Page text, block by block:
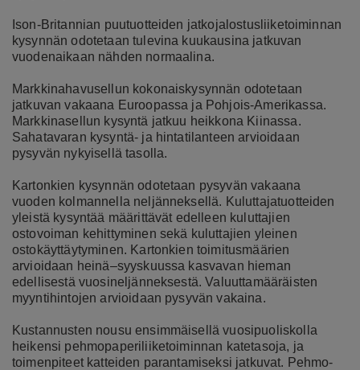
Ison-Britannian puutuotteiden jatkojalostusliiketoiminnan
kysynnän odotetaan tulevina kuukausina jatkuvan
vuodenaikaan nähden normaalina.
Markkinahavusellun kokonaiskysynnän odotetaan
jatkuvan vakaana Euroopassa ja Pohjois-Amerikassa.
Markkinasellun kysyntä jatkuu heikkona Kiinassa.
Sahatavaran kysyntä- ja hintatilanteen arvioidaan
pysyvän nykyisellä tasolla.
Kartonkien kysynnän odotetaan pysyvän vakaana
vuoden kolmannella neljänneksellä. Kuluttajatuotteiden
yleistä kysyntää määrittävät edelleen kuluttajien
ostovoiman kehittyminen sekä kuluttajien yleinen
ostokäyttäytyminen. Kartonkien toimitusmäärien
arvioidaan heinä–syyskuussa kasvavan hieman
edellisestä vuosineljänneksestä. Valuuttamääräisten
myyntihintojen arvioidaan pysyvän vakaina.
Kustannusten nousu ensimmäisellä vuosipuoliskolla
heikensi pehmopaperiliiketoiminnan katetasoja, ja
toimenpiteet katteiden parantamiseksi jatkuvat. Pehmo-